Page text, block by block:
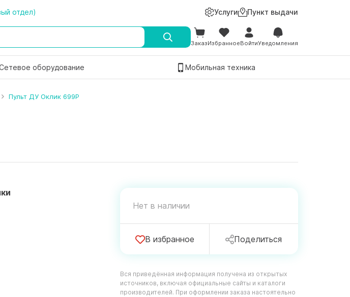
отдел) Услуги Пункт выдачи
ЗаказИзбранноеВойтиУведомления
оборудование Мобильная техника
Пульт ДУ Оклик 699P
Нет в наличии
В избранное Поделиться
Вся приведённая информация получена из открытых
источников, включая официальные сайты и каталоги
производителей. При оформлении заказа настоятельно